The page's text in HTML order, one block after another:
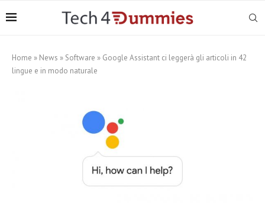
Home » News » Software » Google Assistant ci leggerà gli articoli in 42
lingue e in modo naturale